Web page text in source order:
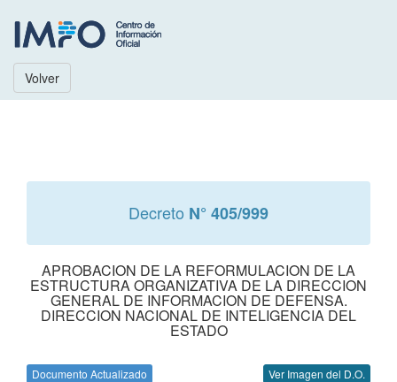
Volver
Decreto N° 405/999
APROBACION DE LA REFORMULACION DE LA
ESTRUCTURA ORGANIZATIVA DE LA DIRECCION
GENERAL DE INFORMACION DE DEFENSA.
DIRECCION NACIONAL DE INTELIGENCIA DEL
ESTADO
Documento Actualizado Ver Imagen del D.O.